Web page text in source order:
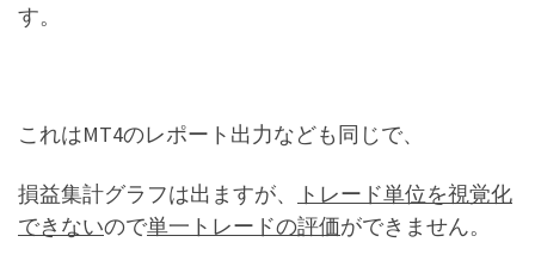
す。
これはMT4のレポート出力なども同じで、
損益集計グラフは出ますが、
トレード単位を視覚化
できないので単一トレードの評価ができません。